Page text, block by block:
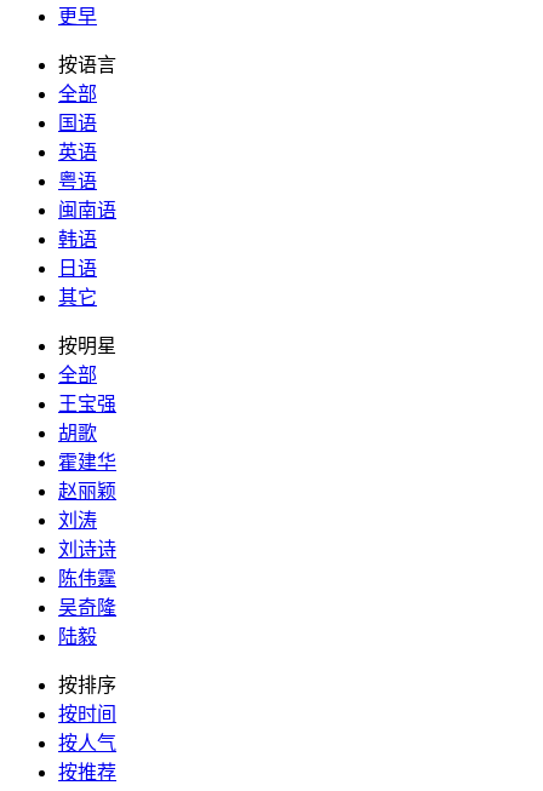
更早
按语言
全部
国语
英语
粤语
闽南语
韩语
日语
其它
按明星
全部
王宝强
胡歌
霍建华
赵丽颖
刘涛
刘诗诗
陈伟霆
吴奇隆
陆毅
按排序
按时间
按人气
按推荐